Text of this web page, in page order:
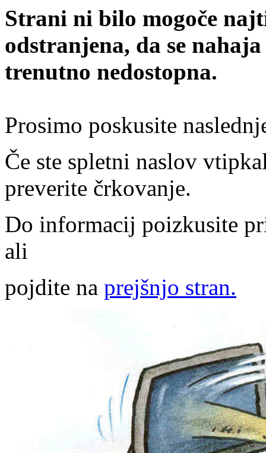
Strani ni bilo mogoče
odstranjena, da se
trenutno nedostopna.
Prosimo poskusite
Če ste spletni naslov
preverite črkovanje.
Do informacij poizkusite
ali
pojdite na prejšnjo stran.